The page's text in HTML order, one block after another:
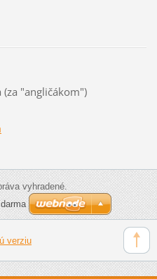
(za "angličákom")
vyhradené.
verziu